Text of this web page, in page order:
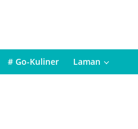
# Go-Kuliner Laman